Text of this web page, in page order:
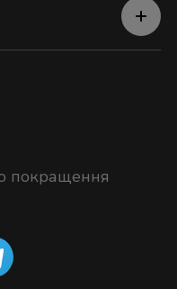
покращення